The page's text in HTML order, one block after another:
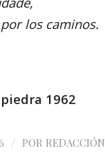
los caminos.
1962
/ POR REDACCIÓN